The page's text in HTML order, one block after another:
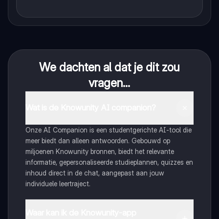
We dachten al dat je dit zou
vragen...
Onze AI Companion is een studentgerichte AI-tool die
meer biedt dan alleen antwoorden. Gebouwd op
miljoenen Knowunity bronnen, biedt het relevante
informatie, gepersonaliseerde studieplannen, quizzes en
inhoud direct in de chat, aangepast aan jouw
individuele leertraject.